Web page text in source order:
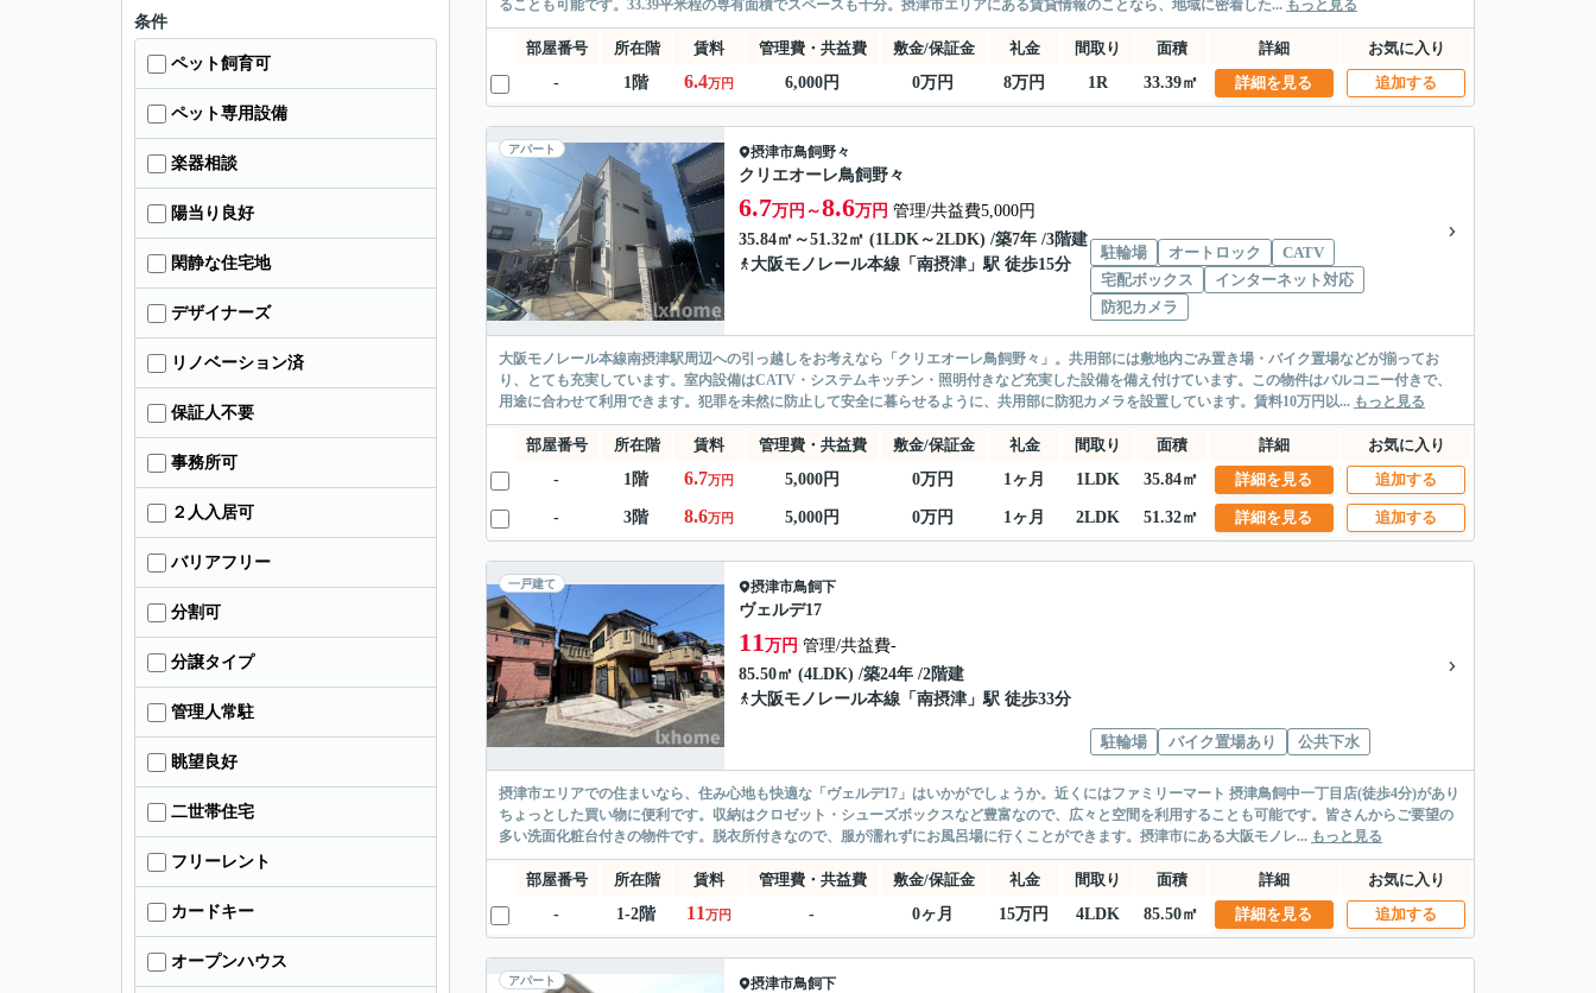
ることも可能です。33.39平米程の専有面積でスペースも十分。摂津市エリアにある賃貸情報のことなら、地域に密着した... もっと見る
部屋番号 所在階 賃料 管理費・共益費 敷金/保証金 礼金 間取り 面積 詳細
お気に入り
-
1階 6.4万円 6,000円 0万円 8万円 1R 33.39㎡ 詳細を見る 追加する
アパート 摂津市鳥飼野々
クリエオーレ鳥飼野々
6.7万円～8.6万円 管理/共益費5,000円
35.84㎡～51.32㎡ (1LDK～2LDK) /築7年 /3階建
大阪モノレール本線 「 南摂津 」駅 徒歩15分
駐輪場 オートロック
CATV
宅配ボックス
インターネット対応
防犯カメラ
大阪モノレール本線南摂津駅周辺への引っ越しをお考えなら「クリエオーレ鳥飼野々」。共用部には敷地内ごみ置き場・バイク置場などが揃ってお
り、とても充実しています。室内設備はCATV・システムキッチン・照明付きなど充実した設備を備え付けています。この物件はバルコニー付きで、
用途に合わせて利用できます。犯罪を未然に防止して安全に暮らせるように、共用部に防犯カメラを設置しています。賃料10万円以... もっと見る
部屋番号 所在階 賃料 管理費・共益費 敷金/保証金 礼金 間取り 面積 詳細
お気に入り
-
1階 6.7万円 5,000円 0万円 1ヶ月 1LDK 35.84㎡ 詳細を見る 追加する
- 3階 8.6万円 5,000円 0万円 1ヶ月 2LDK 51.32㎡ 詳細を見る 追加する
一戸建て 摂津市鳥飼下
ヴェルデ17
11万円 管理/共益費-
85.50㎡ (4LDK) /築24年 /2階建
大阪モノレール本線 「 南摂津 」駅 徒歩33分
駐輪場 バイク置場あり 公共下水
摂津市エリアでの住まいなら、住み心地も快適な「ヴェルデ17」はいかがでしょうか。近くにはファミリーマート 摂津鳥飼中一丁目店(徒歩4分)があり
ちょっとした買い物に便利です。収納はクロゼット・シューズボックスなど豊富なので、広々と空間を利用することも可能です。皆さんからご要望の
多い洗面化粧台付きの物件です。脱衣所付きなので、服が濡れずにお風呂場に行くことができます。摂津市にある大阪モノレ... もっと見る
部屋番号 所在階 賃料 管理費・共益費 敷金/保証金 礼金 間取り 面積 詳細
お気に入り
-
1-2階 11万円 - 0ヶ月 15万円 4LDK 85.50㎡ 詳細を見る 追加する
アパート 摂津市鳥飼下
条件
ペット飼育可
ペット専用設備
楽器相談
陽当り良好
閑静な住宅地
デザイナーズ
リノベーション済
保証人不要
事務所可
２人入居可
バリアフリー
分割可
分譲タイプ
管理人常駐
眺望良好
二世帯住宅
フリーレント
カードキー
オープンハウス